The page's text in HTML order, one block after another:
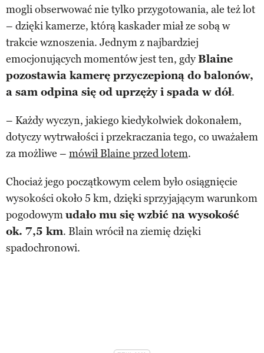
mogli obserwować nie tylko przygotowania, ale też lot
– dzięki kamerze, którą kaskader miał ze sobą w
trakcie wznoszenia. Jednym z najbardziej
emocjonujących momentów jest ten, gdyBlaine
pozostawia kamerę przyczepioną do balonów,
a sam odpina się od uprzęży i spada w dół.
– Każdy wyczyn, jakiego kiedykolwiek dokonałem,
dotyczy wytrwałości i przekraczania tego, co uważałem
za możliwe – mówił Blaine przed lotem.
Chociaż jego początkowym celem było osiągnięcie
wysokości około 5 km, dzięki sprzyjającym warunkom
pogodowymudało mu się wzbić na wysokość
ok. 7,5 km. Blain wrócił na ziemię dzięki
spadochronowi.